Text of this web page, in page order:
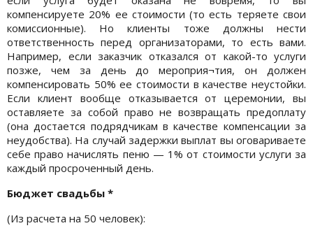
компенсируете 20% ее стоимости (то есть теряете свои
комиссионные). Но клиенты тоже должны нести
ответственность перед организаторами, то есть вами.
Например, если заказчик отказался от какой-то услуги
позже, чем за день до мероприя¬тия, он должен
компенсировать 50% ее стоимости в качестве неустойки.
Если клиент вообще отказывается от церемонии, вы
оставляете за собой право не возвращать предоплату
(она достается подрядчикам в качестве компенсации за
неудобства). На случай задержки выплат вы оговариваете
себе право начислять пеню — 1% от стоимости услуги за
каждый просроченный день.
Бюджет свадьбы *
(Из расчета на 50 человек):